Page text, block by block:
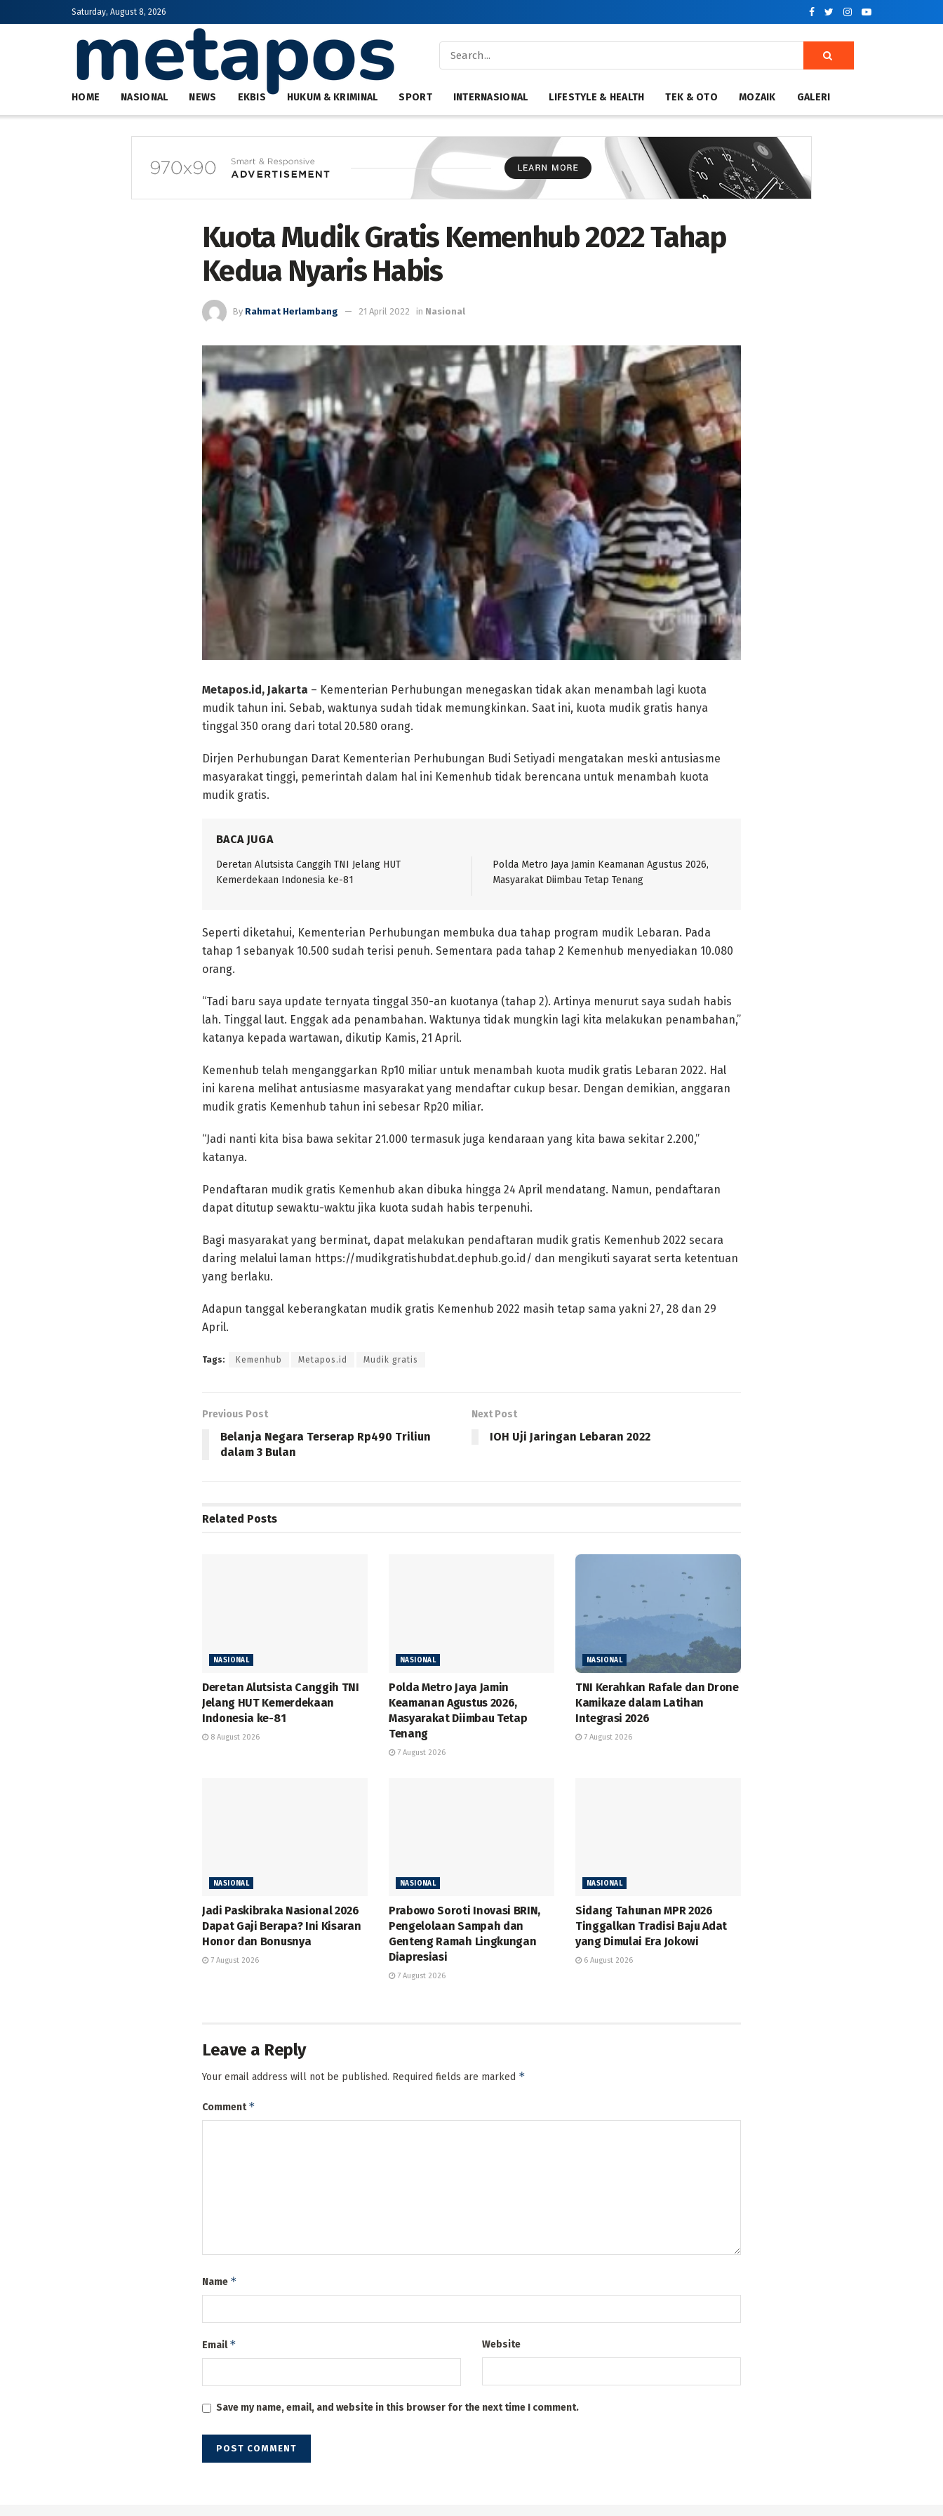
Saturday, August 8, 2026
HOME NASIONAL NEWS EKBIS HUKUM & KRIMINAL SPORT INTERNASIONAL LIFESTYLE & HEALTH TEK & OTO MOZAIK GALERI
Kuota Mudik Gratis Kemenhub 2022 Tahap
Kedua Nyaris Habis
By Rahmat Herlambang 21 April 2022 in Nasional
Metapos.id, Jakarta – Kementerian Perhubungan menegaskan tidak akan menambah lagi kuota
mudik tahun ini. Sebab, waktunya sudah tidak memungkinkan. Saat ini, kuota mudik gratis hanya
tinggal 350 orang dari total 20.580 orang.
Dirjen Perhubungan Darat Kementerian Perhubungan Budi Setiyadi mengatakan meski antusiasme
masyarakat tinggi, pemerintah dalam hal ini Kemenhub tidak berencana untuk menambah kuota
mudik gratis.
BACA JUGA
Deretan Alutsista Canggih TNI Jelang HUT
Kemerdekaan Indonesia ke-81
Polda Metro Jaya Jamin Keamanan Agustus 2026,
Masyarakat Diimbau Tetap Tenang
Seperti diketahui, Kementerian Perhubungan membuka dua tahap program mudik Lebaran. Pada
tahap 1 sebanyak 10.500 sudah terisi penuh. Sementara pada tahap 2 Kemenhub menyediakan 10.080
orang.
“Tadi baru saya update ternyata tinggal 350-an kuotanya (tahap 2). Artinya menurut saya sudah habis
lah. Tinggal laut. Enggak ada penambahan. Waktunya tidak mungkin lagi kita melakukan penambahan,”
katanya kepada wartawan, dikutip Kamis, 21 April.
Kemenhub telah menganggarkan Rp10 miliar untuk menambah kuota mudik gratis Lebaran 2022. Hal
ini karena melihat antusiasme masyarakat yang mendaftar cukup besar. Dengan demikian, anggaran
mudik gratis Kemenhub tahun ini sebesar Rp20 miliar.
“Jadi nanti kita bisa bawa sekitar 21.000 termasuk juga kendaraan yang kita bawa sekitar 2.200,”
katanya.
Pendaftaran mudik gratis Kemenhub akan dibuka hingga 24 April mendatang. Namun, pendaftaran
dapat ditutup sewaktu-waktu jika kuota sudah habis terpenuhi.
Bagi masyarakat yang berminat, dapat melakukan pendaftaran mudik gratis Kemenhub 2022 secara
daring melalui laman https://mudikgratishubdat.dephub.go.id/ dan mengikuti sayarat serta ketentuan
yang berlaku.
Adapun tanggal keberangkatan mudik gratis Kemenhub 2022 masih tetap sama yakni 27, 28 dan 29
April.
Tags: Kemenhub Metapos.id Mudik gratis
Previous Post
Belanja Negara Terserap Rp490 Triliun
dalam 3 Bulan
Next Post
IOH Uji Jaringan Lebaran 2022
Related Posts
NASIONAL
Deretan Alutsista Canggih TNI
Jelang HUT Kemerdekaan
Indonesia ke-81
8 August 2026
NASIONAL
Polda Metro Jaya Jamin
Keamanan Agustus 2026,
Masyarakat Diimbau Tetap
Tenang
7 August 2026
NASIONAL
TNI Kerahkan Rafale dan Drone
Kamikaze dalam Latihan
Integrasi 2026
7 August 2026
NASIONAL
Jadi Paskibraka Nasional 2026
Dapat Gaji Berapa? Ini Kisaran
Honor dan Bonusnya
7 August 2026
NASIONAL
Prabowo Soroti Inovasi BRIN,
Pengelolaan Sampah dan
Genteng Ramah Lingkungan
Diapresiasi
7 August 2026
NASIONAL
Sidang Tahunan MPR 2026
Tinggalkan Tradisi Baju Adat
yang Dimulai Era Jokowi
6 August 2026
Leave a Reply
Your email address will not be published. Required fields are marked *
Comment*
Name *
Email* Website
Save my name, email, and website in this browser for the next time I comment.